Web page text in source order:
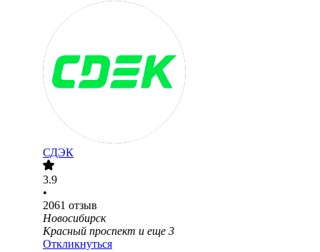
СДЭК
3.9
•
2061 отзыв
Новосибирск
Красный проспект и еще 3
Откликнуться